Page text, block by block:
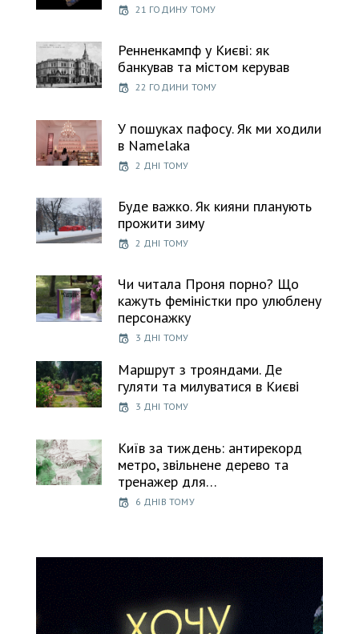
21 ГОДИНУ ТОМУ
Ренненкампф у Києві: як
банкував та містом керував
22 ГОДИНИ ТОМУ
У пошуках пафосу. Як ми ходили
в Namelaka
2 ДНІ ТОМУ
Буде важко. Як кияни планують
прожити зиму
2 ДНІ ТОМУ
Чи читала Проня порно? Що
кажуть феміністки про улюблену
персонажку
3 ДНІ ТОМУ
Маршрут з трояндами. Де
гуляти та милуватися в Києві
3 ДНІ ТОМУ
Київ за тиждень: антирекорд
метро, звільнене дерево та
тренажер для…
6 ДНІВ ТОМУ